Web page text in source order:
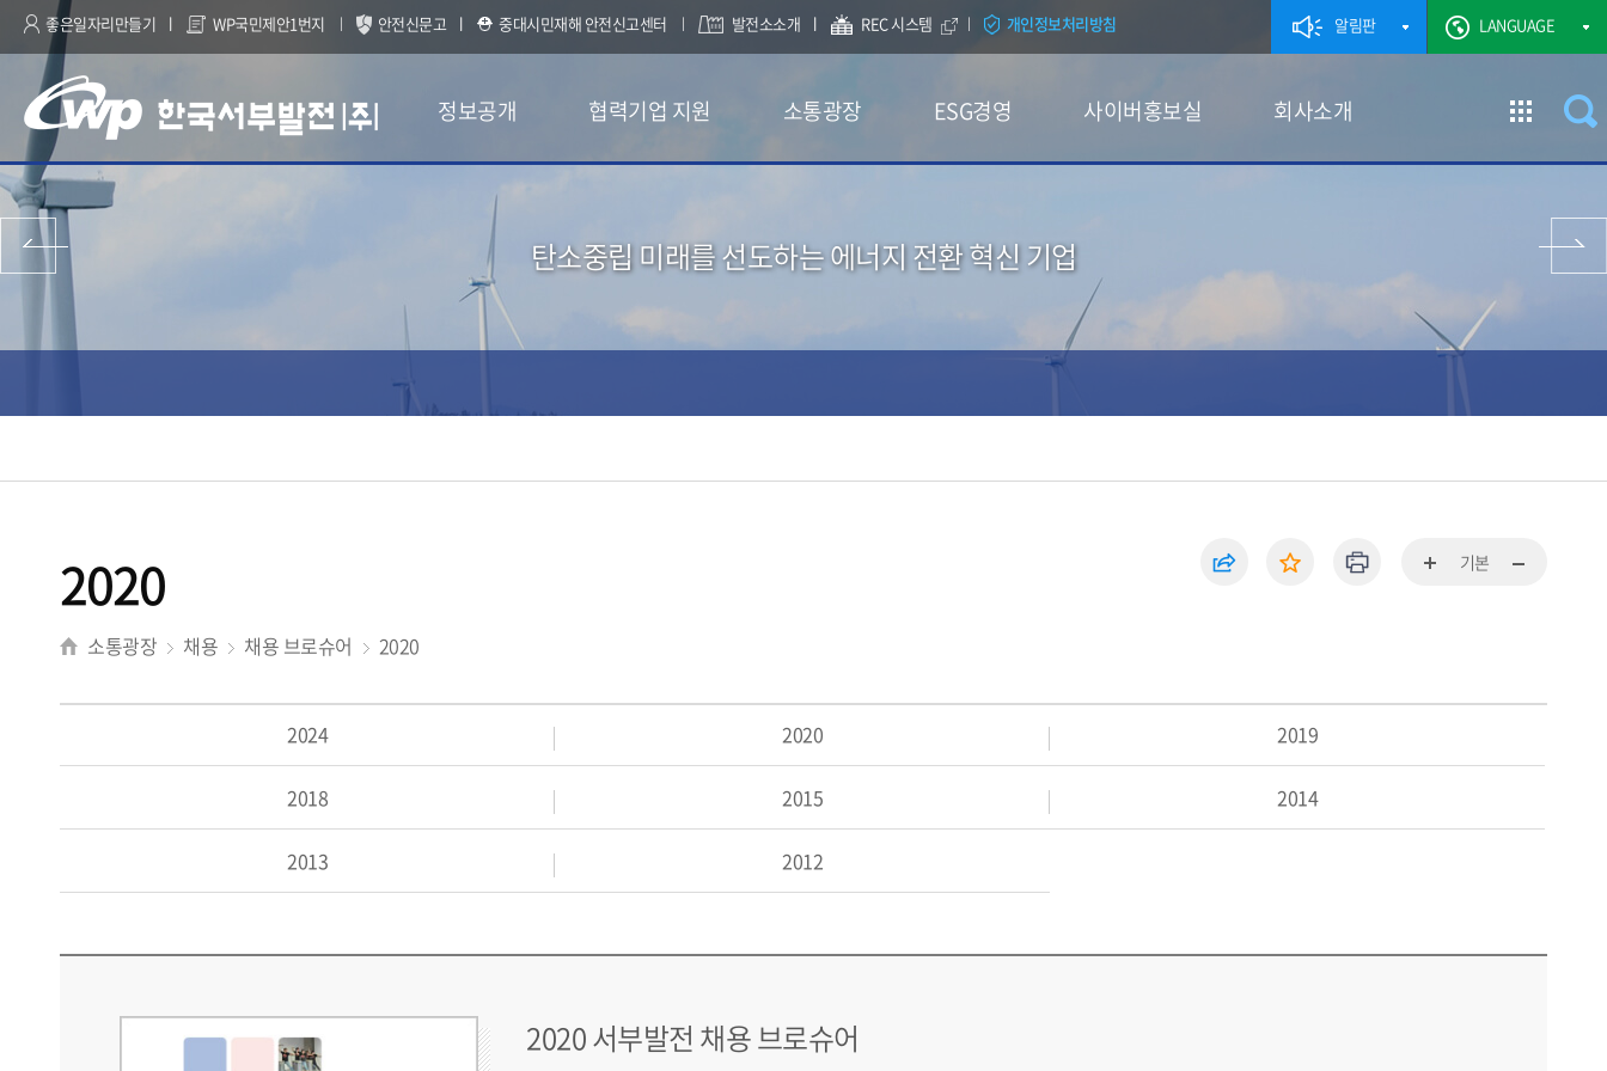
좋은일자리만들기 WP국민제안1번지 안전신문고 중대시민재해 안전신고센터 발전소소개 REC 시스템 개인정보처리방침 알림판 LANGUAGE
정보공개 협력기업 지원 소통광장 ESG경영 사이버홍보실 회사소개
탄소중립 미래를 선도하는 에너지 전환 혁신 기업
기본
2020
소통광장 채용 채용 브로슈어 2020
2024 2020 2019
2018 2015 2014
2013 2012
2020 서부발전 채용 브로슈어